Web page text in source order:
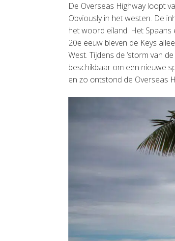
De Overseas Highway loopt
Obviously in het westen. De
het woord eiland. Het Spaans
20e eeuw bleven de Keys
West. Tijdens de ‘storm van
beschikbaar om een nieuwe
en zo ontstond de Overseas